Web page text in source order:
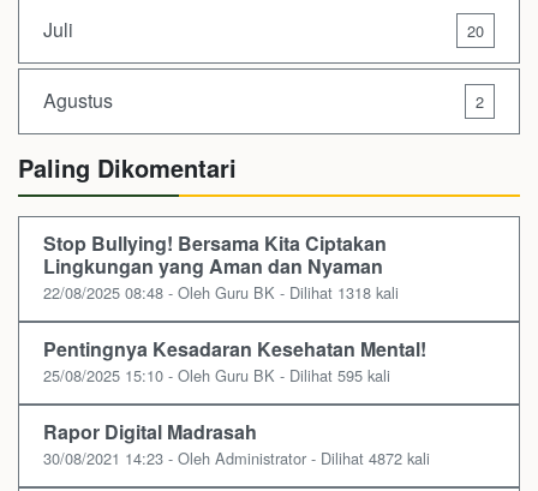
Juli 20
Agustus 2
Paling Dikomentari
Stop Bullying! Bersama Kita Ciptakan
Lingkungan yang Aman dan Nyaman
22/08/2025 08:48 - Oleh Guru BK - Dilihat 1318 kali
Pentingnya Kesadaran Kesehatan Mental!
25/08/2025 15:10 - Oleh Guru BK - Dilihat 595 kali
Rapor Digital Madrasah
30/08/2021 14:23 - Oleh Administrator - Dilihat 4872 kali